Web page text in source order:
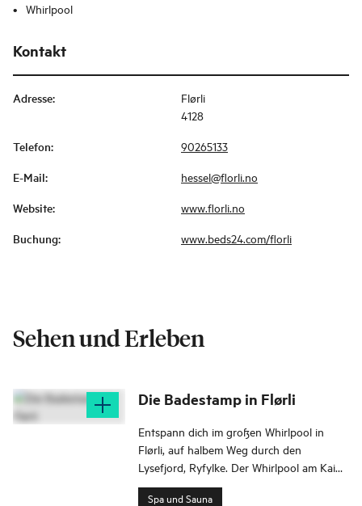
Whirlpool
Kontakt
Adresse:
Flørli
4128
Telefon: 90265133
E-Mail: hessel@florli.no
Website: www.florli.no
Buchung: www.beds24.com/florli
Sehen und Erleben
Die Badestamp in Flørli
Entspann dich im großen Whirlpool in
Flørli, auf halbem Weg durch den
Lysefjord, Ryfylke. Der Whirlpool am Kai
bietet Platz für etwa 8 Erwachsene.
Spa und Sauna